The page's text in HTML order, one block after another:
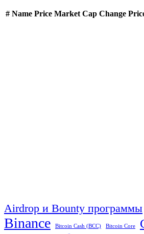
# Name Price Market Cap Change
Airdrop и Bounty программы
Binance Bitcoin Cash (BCC) Bitcoin Core